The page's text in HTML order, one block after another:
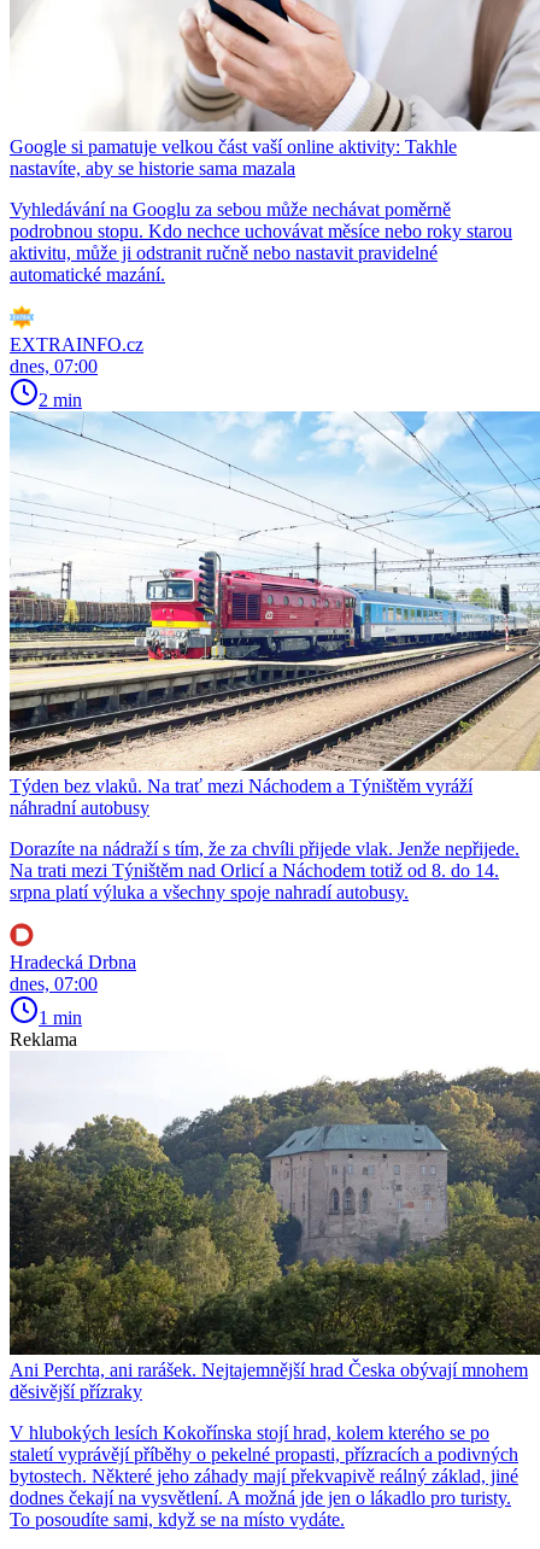
Google si pamatuje velkou část vaší online aktivity: Takhle
nastavíte, aby se historie sama mazala
Vyhledávání na Googlu za sebou může nechávat poměrně
podrobnou stopu. Kdo nechce uchovávat měsíce nebo roky starou
aktivitu, může ji odstranit ručně nebo nastavit pravidelné
automatické mazání.
EXTRAINFO.cz
dnes, 07:00
2 min
Týden bez vlaků. Na trať mezi Náchodem a Týništěm vyráží
náhradní autobusy
Dorazíte na nádraží s tím, že za chvíli přijede vlak. Jenže nepřijede.
Na trati mezi Týništěm nad Orlicí a Náchodem totiž od 8. do 14.
srpna platí výluka a všechny spoje nahradí autobusy.
Hradecká Drbna
dnes, 07:00
1 min
Reklama
Ani Perchta, ani rarášek. Nejtajemnější hrad Česka obývají mnohem
děsivější přízraky
V hlubokých lesích Kokořínska stojí hrad, kolem kterého se po
staletí vyprávějí příběhy o pekelné propasti, přízracích a podivných
bytostech. Některé jeho záhady mají překvapivě reálný základ, jiné
dodnes čekají na vysvětlení. A možná jde jen o lákadlo pro turisty.
To posoudíte sami, když se na místo vydáte.